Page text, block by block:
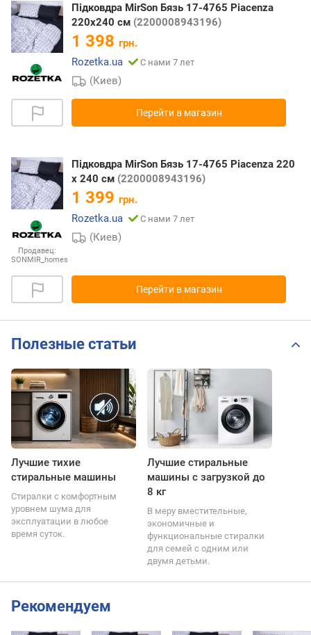
Підковдра MirSon Бязь 17-4765 Piacenza
220х240 см (2200008943196)
1 398 грн.
Rozetka.ua
С нами 7 лет
(Киев)
Перейти в магазин
Продавец:
SONMIR_homes
Підковдра MirSon Бязь 17-4765 Piacenza 220
x 240 см (2200008943196)
1 399 грн.
Rozetka.ua
С нами 7 лет
(Киев)
Перейти в магазин
Полезные статьи
Лучшие тихие
стиральные машины
Стиралки с комфортным
уровнем шума для
эксплуатации в любое
время суток.
Лучшие стиральные
машины с загрузкой до
8 кг
В меру вместительные,
экономичные и
функциональные стиралки
для семей с одним или
двумя детьми.
Рекомендуем